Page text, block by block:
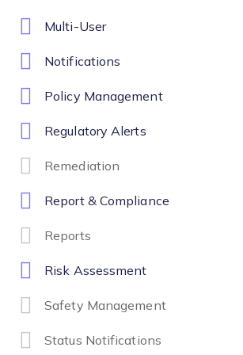
Multi-User
Notifications
Policy Management
Regulatory Alerts
Remediation
Report & Compliance
Reports
Risk Assessment
Safety Management
Status Notifications